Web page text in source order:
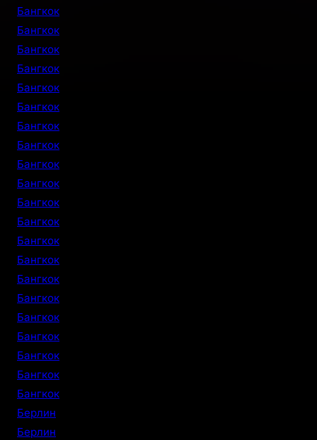
Бангкок
Бангкок
Бангкок
Бангкок
Бангкок
Бангкок
Бангкок
Бангкок
Бангкок
Бангкок
Бангкок
Бангкок
Бангкок
Бангкок
Бангкок
Бангкок
Бангкок
Бангкок
Бангкок
Бангкок
Бангкок
Берлин
Берлин